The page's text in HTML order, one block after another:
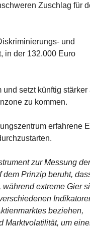
Zuschlag für
und
in der 132.000 Euro
setzt künftig stärker
zu kommen.
erfahrene
zur Messung der
dem Prinzip beruht,
extreme Gier
beziehen,
Marktvolatilität, um